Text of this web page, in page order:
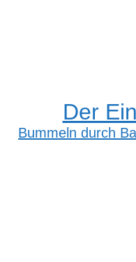
Der
Bummeln durch